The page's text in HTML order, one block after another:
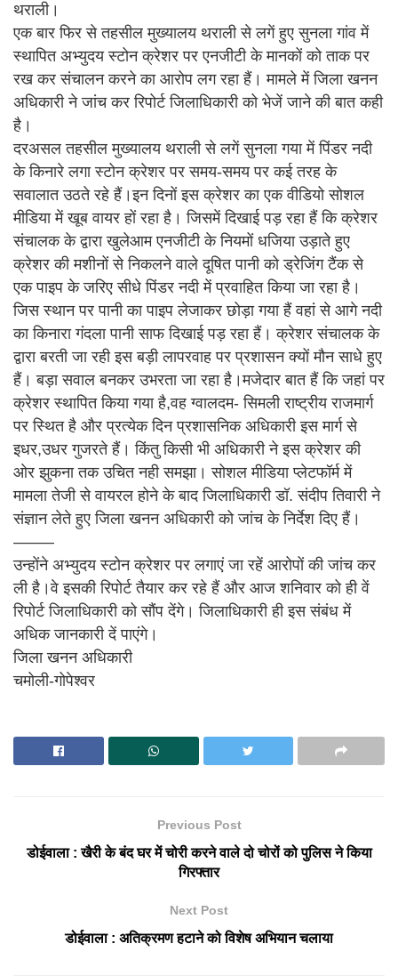
थराली।
एक बार फिर से तहसील मुख्यालय थराली से लगें हुए सुनला गांव में
स्थापित अभ्युदय स्टोन क्रेशर पर एनजीटी के मानकों को ताक पर
रख कर संचालन करने का आरोप लग रहा हैं। मामले में जिला खनन
अधिकारी ने जांच कर रिपोर्ट जिलाधिकारी को भेजें जाने की बात कही
है।
दरअसल तहसील मुख्यालय थराली से लगें सुनला गया में पिंडर नदी
के किनारे लगा स्टोन क्रेशर पर समय-समय पर कई तरह के
सवालात उठते रहे हैं।इन दिनों इस क्रेशर का एक वीडियो सोशल
मीडिया में खूब वायर हों रहा है। जिसमें दिखाई पड़ रहा हैं कि क्रेशर
संचालक के द्वारा खुलेआम एनजीटी के नियमों धजिया उड़ाते हुए
क्रेशर की मशीनों से निकलने वाले दूषित पानी को ड्रेजिंग टैंक से
एक पाइप के जरिए सीधे पिंडर नदी में प्रवाहित किया जा रहा है।
जिस स्थान पर पानी का पाइप लेजाकर छोड़ा गया हैं वहां से आगे नदी
का किनारा गंदला पानी साफ दिखाई पड़ रहा हैं। क्रेशर संचालक के
द्वारा बरती जा रही इस बड़ी लापरवाह पर प्रशासन क्यों मौन साधे हुए
हैं। बड़ा सवाल बनकर उभरता जा रहा है।मजेदार बात हैं कि जहां पर
क्रेशर स्थापित किया गया है,वह ग्वालदम- सिमली राष्ट्रीय राजमार्ग
पर स्थित है और प्रत्येक दिन प्रशासनिक अधिकारी इस मार्ग से
इधर,उधर गुजरते हैं। किंतु किसी भी अधिकारी ने इस क्रेशर की
ओर झुकना तक उचित नही समझा। सोशल मीडिया प्लेटफॉर्म में
मामला तेजी से वायरल होने के बाद जिलाधिकारी डॉ. संदीप तिवारी ने
संज्ञान लेते हुए जिला खनन अधिकारी को जांच के निर्देश दिए हैं।
——–
उन्होंने अभ्युदय स्टोन क्रेशर पर लगाएं जा रहें आरोपों की जांच कर
ली है।वे इसकी रिपोर्ट तैयार कर रहे हैं और आज शनिवार को ही वें
रिपोर्ट जिलाधिकारी को सौंप देंगे। जिलाधिकारी ही इस संबंध में
अधिक जानकारी दें पाएंगे।
जिला खनन अधिकारी
चमोली-गोपेश्वर
Previous Post
डोईवाला : खैरी के बंद घर में चोरी करने वाले दो चोरों को पुलिस ने किया
गिरफ्तार
Next Post
डोईवाला : अतिक्रमण हटाने को विशेष अभियान चलाया